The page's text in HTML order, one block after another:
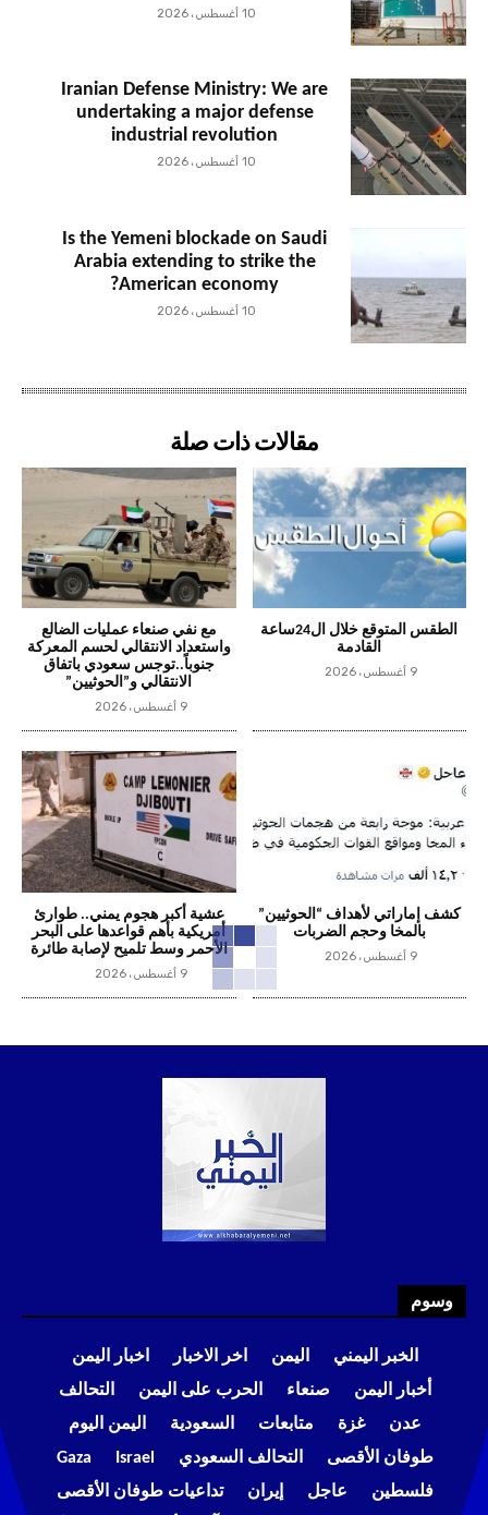
10 أغسطس، 2026
Iranian Defense Ministry: We are
undertaking a major defense
industrial revolution
10 أغسطس، 2026
Is the Yemeni blockade on Saudi
Arabia extending to strike the
American economy?
10 أغسطس، 2026
مقالات ذات صلة
الطقس المتوقع خلال ال24ساعة
القادمة
9 أغسطس، 2026
مع نفي صنعاء عمليات الضالع
واستعداد الانتقالي لحسم المعركة
جنوباً..توجس سعودي باتفاق
الانتقالي و”الحوثيين”
9 أغسطس، 2026
كشف إماراتي لأهداف “الحوثيين”
بالمخا وحجم الضربات
9 أغسطس، 2026
عشية أكبر هجوم يمني.. طوارئ
أمريكية بأهم قواعدها على البحر
الأحمر وسط تلميح لإصابة طائرة
9 أغسطس، 2026
وسوم
الخبر اليمني اليمن اخر الاخبار
اخبار اليمن
أخبار اليمن
صنعاء الحرب على اليمن
التحالف
عدن
غزة متابعات السعودية
اليمن اليوم
طوفان الأقصى
التحالف السعودي Israel
Gaza
فلسطين
عاجل إيران تداعيات طوفان الأقصى